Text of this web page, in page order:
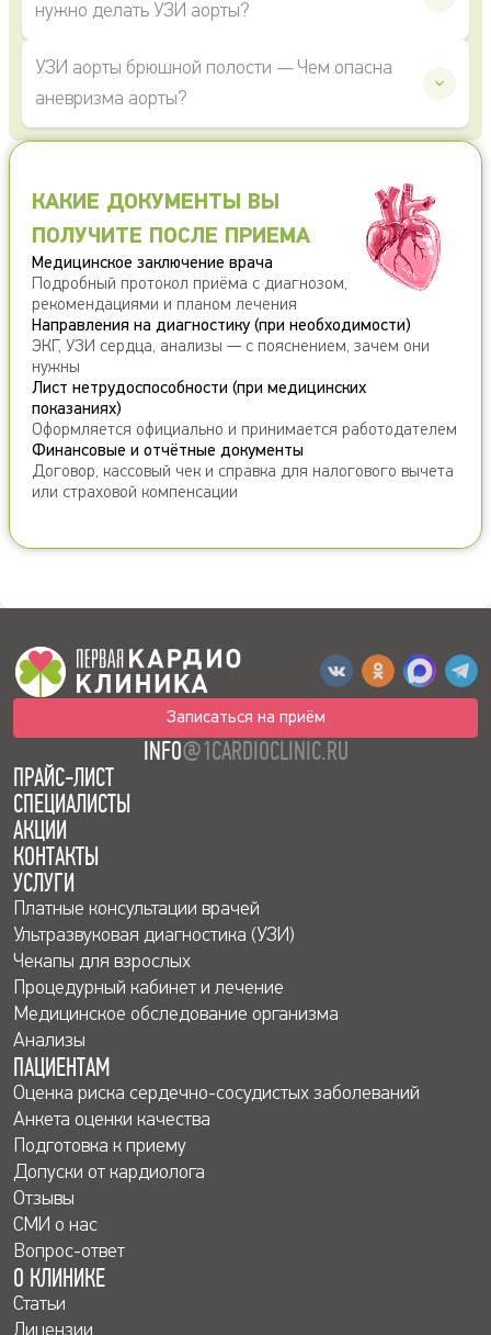
нужно делать УЗИ аорты?
УЗИ аорты брюшной полости — Чем опасна
аневризма аорты?
КАКИЕ ДОКУМЕНТЫ ВЫ
ПОЛУЧИТЕ ПОСЛЕ ПРИЕМА
Медицинское заключение врача
Подробный протокол приёма с диагнозом,
рекомендациями и планом лечения
Направления на диагностику (при необходимости)
ЭКГ, УЗИ сердца, анализы — с пояснением, зачем они
нужны
Лист нетрудоспособности (при медицинских
показаниях)
Оформляется официально и принимается работодателем
Финансовые и отчётные документы
Договор, кассовый чек и справка для налогового вычета
или страховой компенсации
INFO@1CARDIOCLINIC.RU
Записаться на приём
ПРАЙС-ЛИСТ
СПЕЦИАЛИСТЫ
АКЦИИ
КОНТАКТЫ
УСЛУГИ
Платные консультации врачей
Ультразвуковая диагностика (УЗИ)
Чекапы для взрослых
Процедурный кабинет и лечение
Медицинское обследование организма
Анализы
ПАЦИЕНТАМ
Оценка риска сердечно-сосудистых заболеваний
Анкета оценки качества
Подготовка к приему
Допуски от кардиолога
Отзывы
СМИ о нас
Вопрос-ответ
О КЛИНИКЕ
Статьи
Лицензии